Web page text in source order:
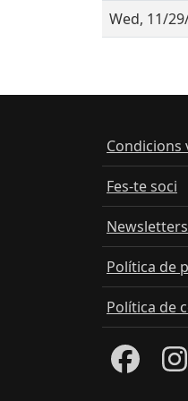
Wed, 11/
Condicions
Fes-te soci
Newsletters
Política de
Política de